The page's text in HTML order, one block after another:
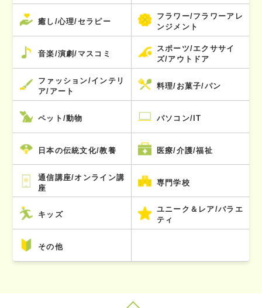
癒し/心理/セラピー
フラワー/フラワーアレ
ンジメント
音楽/演劇/マスコミ
スポーツ/エクササイ
ズ/アウトドア
ファッション/インテリ
ア/アート
料理/お菓子/パン
ペット/動物 パソコン/IT
日本の伝統文化/教養 医療/介護/福祉
通信講座/オンライン講
座
専門学校
キッズ
ユニーク＆レア/バラエ
ティ
その他